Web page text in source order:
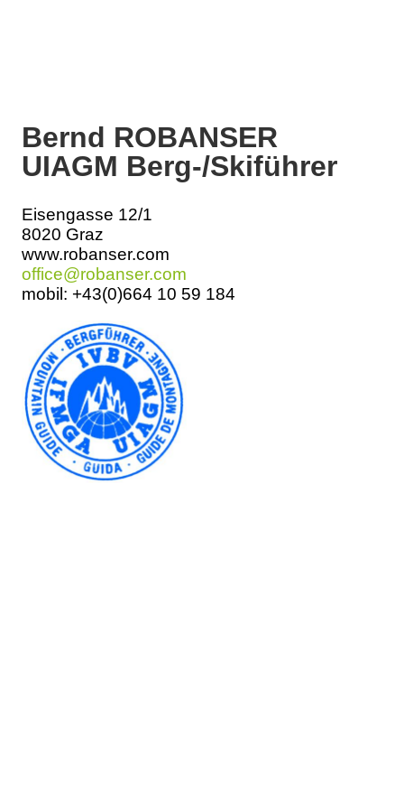
Bernd ROBANSER
UIAGM Berg-/Skiführer
Eisengasse 12/1
8020 Graz
www.robanser.com
office@robanser.com
mobil: +43(0)664 10 59 184